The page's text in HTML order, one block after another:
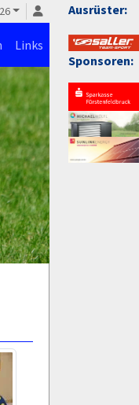
Ausrüster:
Sponsoren:
Links